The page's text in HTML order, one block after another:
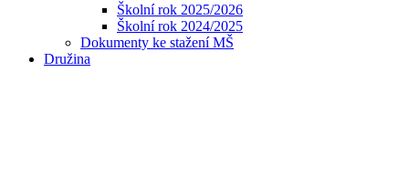
Školní rok 2025/2026
Školní rok 2024/2025
Dokumenty ke stažení MŠ
Družina